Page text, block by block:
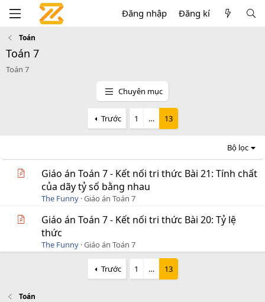
Đăng nhập Đăng kí
Toán
Toán 7
Toán 7
Chuyên mục
Trước 1 … 13
Bộ lọc
Giáo án Toán 7 - Kết nối tri thức Bài 21: Tính chất
của dãy tỷ số bằng nhau
The Funny Giáo án Toán 7
Giáo án Toán 7 - Kết nối tri thức Bài 20: Tỷ lệ
thức
The Funny Giáo án Toán 7
Trước 1 … 13
Toán